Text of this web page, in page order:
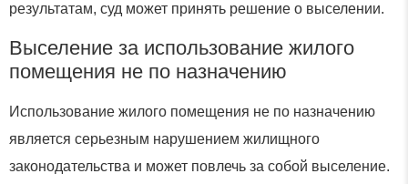
результатам, суд может принять решение о выселении.
Выселение за использование жилого
помещения не по назначению
Использование жилого помещения не по назначению
является серьезным нарушением жилищного
законодательства и может повлечь за собой выселение.